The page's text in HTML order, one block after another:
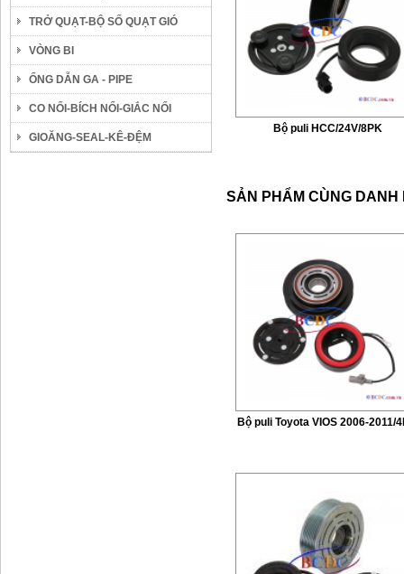
TRỞ QUẠT-BỘ SỐ QUẠT GIÓ
VÒNG BI
ỐNG DẪN GA - PIPE
CO NỐI-BÍCH NỐI-GIẮC NỐI
GIOĂNG-SEAL-KÊ-ĐỆM
Bộ puli HCC/24V/8PK
SẢN PHẨM CÙNG
Bộ puli Toyota VIOS 2006-2011/